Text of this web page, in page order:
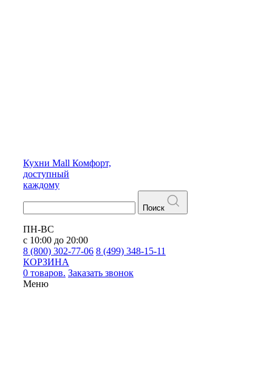
Кухни Mall Комфорт,
доступный
каждому
Поиск
ПН-ВС
с 10:00 до 20:00
8 (800) 302-77-06 8 (499) 348-15-11
КОРЗИНА
0 товаров. Заказать звонок
Меню